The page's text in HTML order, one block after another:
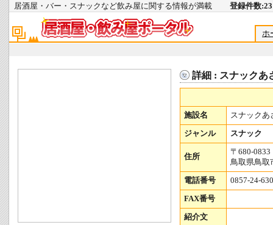
居酒屋・バー・スナックなど飲み屋に関する情報が満載 登録件数
ホ
詳細 : スナックあ
施設名 スナックあ
ジャンル スナック
住所
〒680-0833
鳥取県鳥取
電話番号 0857-24-
FAX番号
紹介文